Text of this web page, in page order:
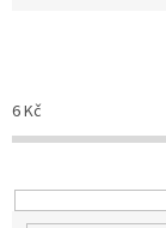
o
d
k
t
6Kč